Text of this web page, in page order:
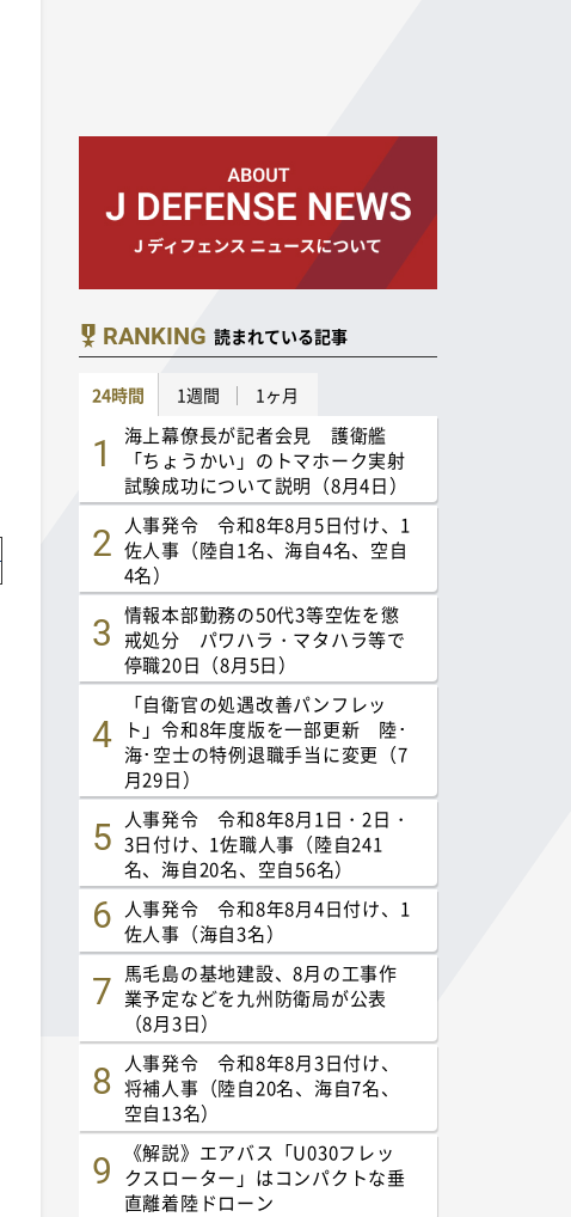
RANKING 読まれている記事
24時間 1週間 1ヶ月
海上幕僚長が記者会見 護衛艦
「ちょうかい」のトマホーク実射
試験成功について説明（8月4日）
人事発令 令和8年8月5日付け、1
佐人事（陸自1名、海自4名、空自
4名）
情報本部勤務の50代3等空佐を懲
戒処分 パワハラ・マタハラ等で
停職20日（8月5日）
「自衛官の処遇改善パンフレッ
ト」令和8年度版を一部更新 陸･
海･空士の特例退職手当に変更（7
月29日）
人事発令 令和8年8月1日・2日・
3日付け、1佐職人事（陸自241
名、海自20名、空自56名）
人事発令 令和8年8月4日付け、1
佐人事（海自3名）
馬毛島の基地建設、8月の工事作
業予定などを九州防衛局が公表
（8月3日）
人事発令 令和8年8月3日付け、
将補人事（陸自20名、海自7名、
空自13名）
《解説》エアバス「U030フレッ
クスローター」はコンパクトな垂
直離着陸ドローン